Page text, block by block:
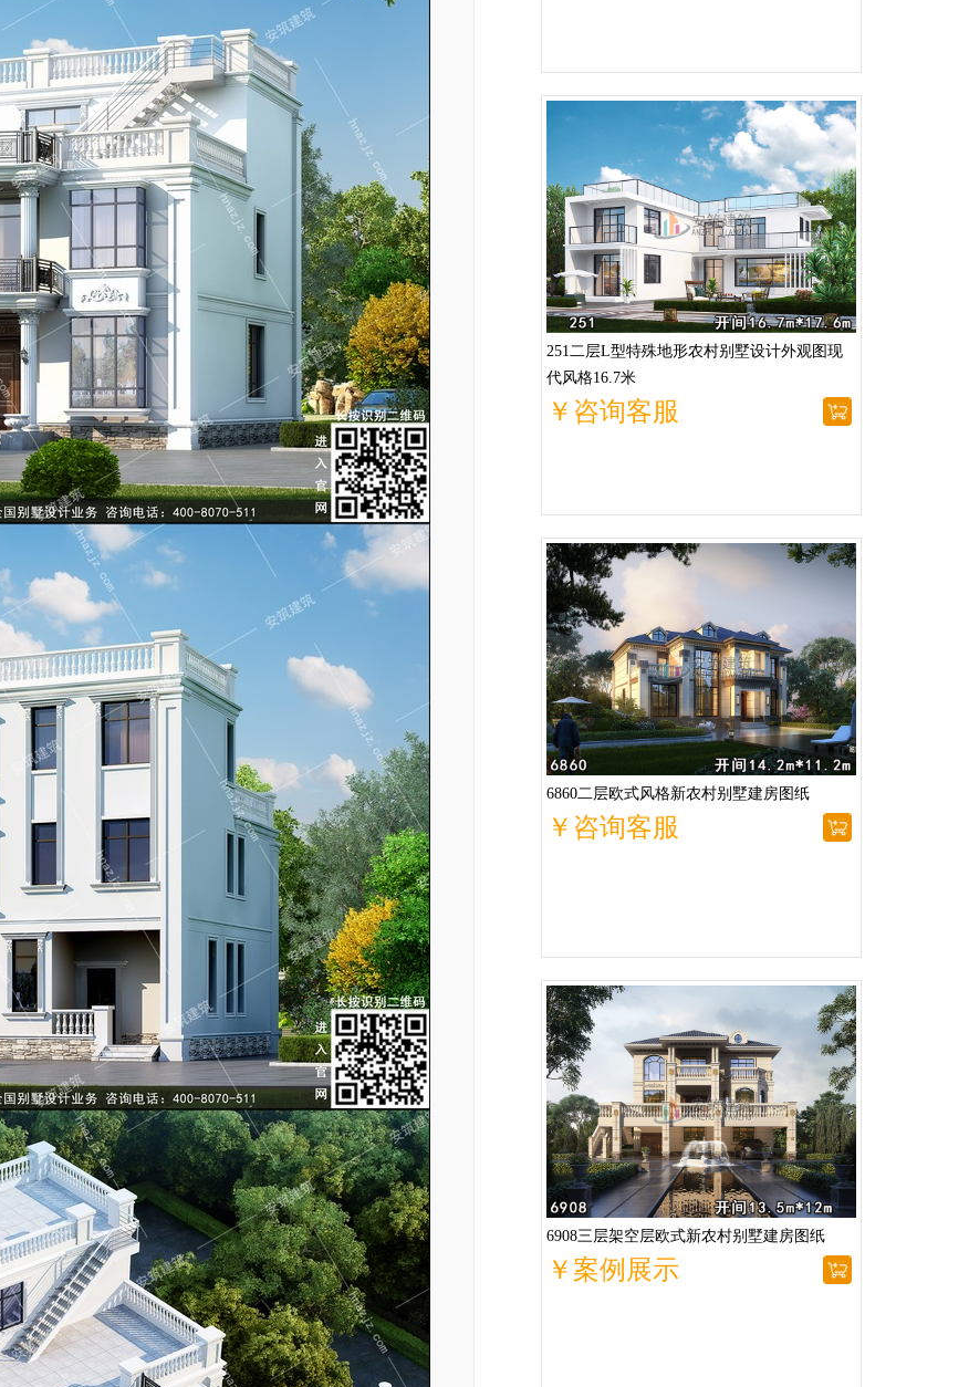
251二层L型特殊地形农村别墅设计外观图现
代风格16.7米
￥咨询客服
6860二层欧式风格新农村别墅建房图纸
￥咨询客服
6908三层架空层欧式新农村别墅建房图纸
￥案例展示